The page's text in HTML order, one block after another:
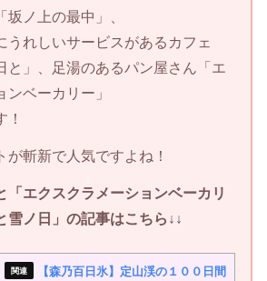
ノ上の最中」、
うれしいサービスがあるカフェ
と」、足湯のあるパン屋さん「エ
ベーカリー」
！
が斬新で人気ですよね！
「エクスクラメーションベーカリ
雪ノ日」の記事はこちら↓↓
【森乃百日氷】定山渓の１００日間